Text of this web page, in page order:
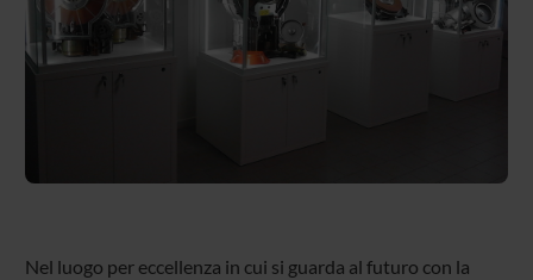
Nel luogo per eccellenza in cui si guarda al futuro con la